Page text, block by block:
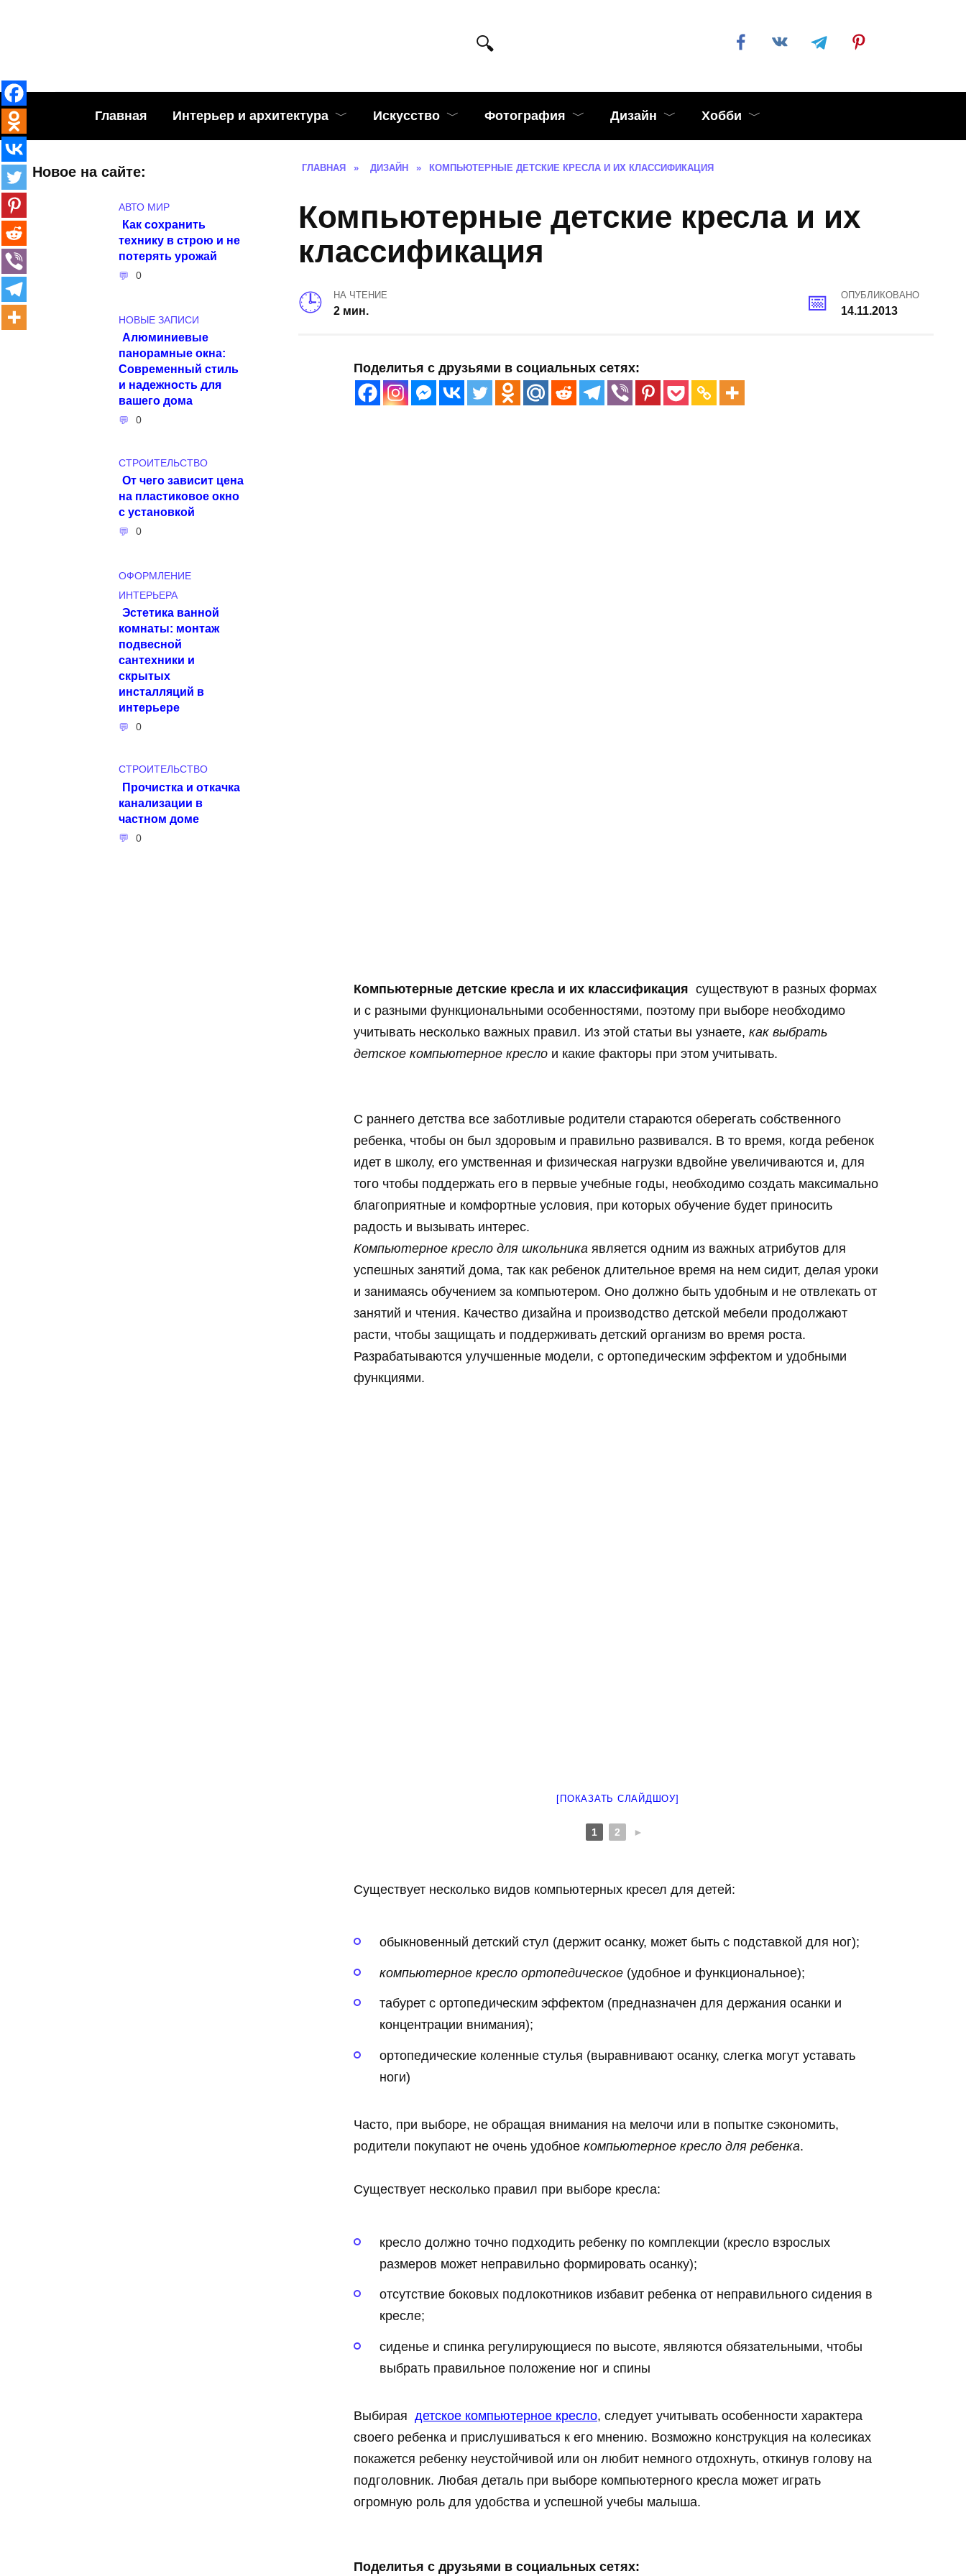
Главная Интерьер и архитектура Искусство Фотография Дизайн Хобби
ГЛАВНАЯ » ДИЗАЙН » КОМПЬЮТЕРНЫЕ ДЕТСКИЕ КРЕСЛА И ИХ КЛАССИФИКАЦИЯ
Компьютерные детские кресла и их
классификация
НА ЧТЕНИЕ
2 мин.
ОПУБЛИКОВАНО
14.11.2013
Поделитья с друзьями в социальных сетях:
Компьютерные детские кресла и их классификация существуют в разных формах
и с разными функциональными особенностями, поэтому при выборе необходимо
учитывать несколько важных правил. Из этой статьи вы узнаете, как выбрать
детское компьютерное кресло и какие факторы при этом учитывать.
С раннего детства все заботливые родители стараются оберегать собственного
ребенка, чтобы он был здоровым и правильно развивался. В то время, когда ребенок
идет в школу, его умственная и физическая нагрузки вдвойне увеличиваются и, для
того чтобы поддержать его в первые учебные годы, необходимо создать максимально
благоприятные и комфортные условия, при которых обучение будет приносить
радость и вызывать интерес.
Компьютерное кресло для школьника является одним из важных атрибутов для
успешных занятий дома, так как ребенок длительное время на нем сидит, делая уроки
и занимаясь обучением за компьютером. Оно должно быть удобным и не отвлекать от
занятий и чтения. Качество дизайна и производство детской мебели продолжают
расти, чтобы защищать и поддерживать детский организм во время роста.
Разрабатываются улучшенные модели, с ортопедическим эффектом и удобными
функциями.
[ПОКАЗАТЬ СЛАЙДШОУ]
1 2 ►
Существует несколько видов компьютерных кресел для детей:
обыкновенный детский стул (держит осанку, может быть с подставкой для ног);
компьютерное кресло ортопедическое (удобное и функциональное);
табурет с ортопедическим эффектом (предназначен для держания осанки и
концентрации внимания);
ортопедические коленные стулья (выравнивают осанку, слегка могут уставать
ноги)
Часто, при выборе, не обращая внимания на мелочи или в попытке сэкономить,
родители покупают не очень удобное компьютерное кресло для ребенка.
Существует несколько правил при выборе кресла:
кресло должно точно подходить ребенку по комплекции (кресло взрослых
размеров может неправильно формировать осанку);
отсутствие боковых подлокотников избавит ребенка от неправильного сидения в
кресле;
сиденье и спинка регулирующиеся по высоте, являются обязательными, чтобы
выбрать правильное положение ног и спины
Выбирая детское компьютерное кресло, следует учитывать особенности характера
своего ребенка и прислушиваться к его мнению. Возможно конструкция на колесиках
покажется ребенку неустойчивой или он любит немного отдохнуть, откинув голову на
подголовник. Любая деталь при выборе компьютерного кресла может играть
огромную роль для удобства и успешной учебы малыша.
Поделитья с друзьями в социальных сетях:
Новое на сайте:
АВТО МИР
Как сохранить
технику в строю и не
потерять урожай
0
НОВЫЕ ЗАПИСИ
Алюминиевые
панорамные окна:
Современный стиль
и надежность для
вашего дома
0
СТРОИТЕЛЬСТВО
От чего зависит цена
на пластиковое окно
с установкой
0
ОФОРМЛЕНИЕ
ИНТЕРЬЕРА
Эстетика ванной
комнаты: монтаж
подвесной
сантехники и
скрытых
инсталляций в
интерьере
0
СТРОИТЕЛЬСТВО
Прочистка и откачка
канализации в
частном доме
0